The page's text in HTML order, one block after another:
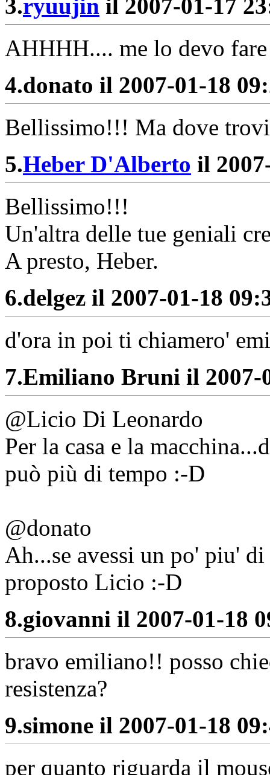
3.ryuujin il 2007-01-17
AHHHH.... me lo devo
4.donato il 2007-01-18
Bellissimo!!! Ma dove trovi
5.Heber D'Alberto il
Bellissimo!!!
Un'altra delle tue geniali
A presto, Heber.
6.delgez il 2007-01-18
d'ora in poi ti chiamero'
7.Emiliano Bruni il 2007-
@Licio Di Leonardo
Per la casa e la
può più di tempo :-D
@donato
Ah...se avessi un po' piu'
proposto Licio :-D
8.giovanni il 2007-01-18
bravo emiliano!! posso
resistenza?
9.simone il 2007-01-18
per quanto riguarda il